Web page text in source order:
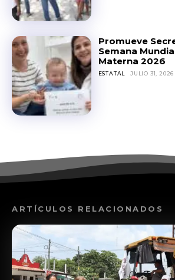
Promueve
Semana
Materna 2026
ESTATAL JULIO 31, 2026
ARTÍCULOS RELACIONADOS